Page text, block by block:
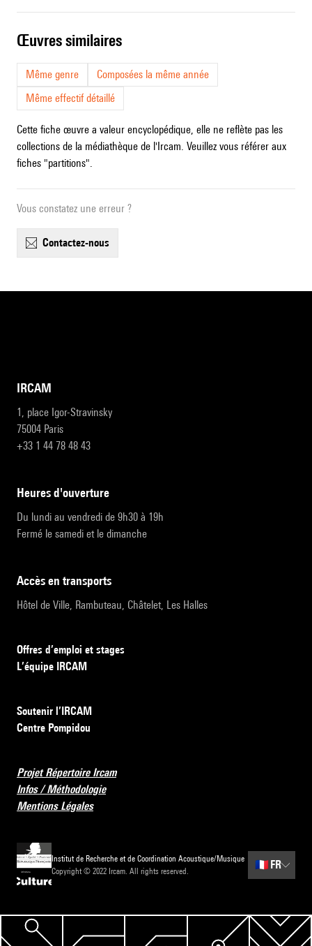
œuvres similaires
Même genre
Composées la même année
Même effectif détaillé
Cette fiche œuvre a valeur encyclopédique, elle ne reflète pas les
collections de la médiathèque de l'Ircam. Veuillez vous référer aux
fiches "partitions".
Vous constatez une erreur ?
contactez-nous
IRCAM
1, place Igor-Stravinsky
75004 Paris
+33 1 44 78 48 43
heures d'ouverture
Du lundi au vendredi de 9h30 à 19h
Fermé le samedi et le dimanche
accès en transports
Hôtel de Ville, Rambuteau, Châtelet, Les Halles
Offres d’emploi et stages
L’équipe IRCAM
Soutenir l’IRCAM
Centre Pompidou
Projet Répertoire Ircam
Infos / Méthodologie
Mentions Légales
Institut de Recherche et de Coordination Acoustique/Musique
Copyright © 2022 Ircam. All rights reserved.
🇫🇷 FR